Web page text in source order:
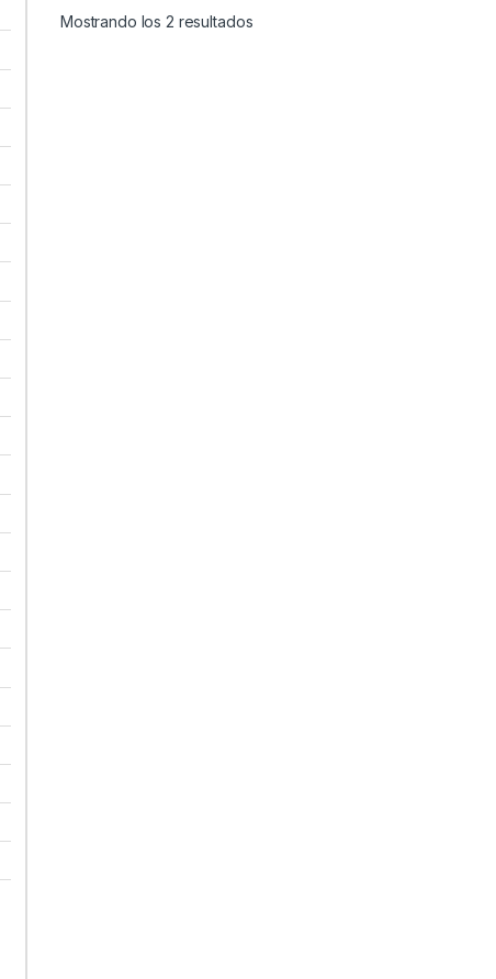
Mostrando los 2 resultados